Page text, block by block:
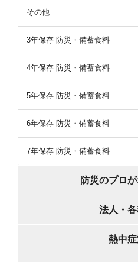
その他
3年保存 防災・備蓄食料
4年保存 防災・備蓄食料
5年保存 防災・備蓄食料
6年保存 防災・備蓄食料
7年保存 防災・備蓄食料
防災のプロ
法人・
熱中